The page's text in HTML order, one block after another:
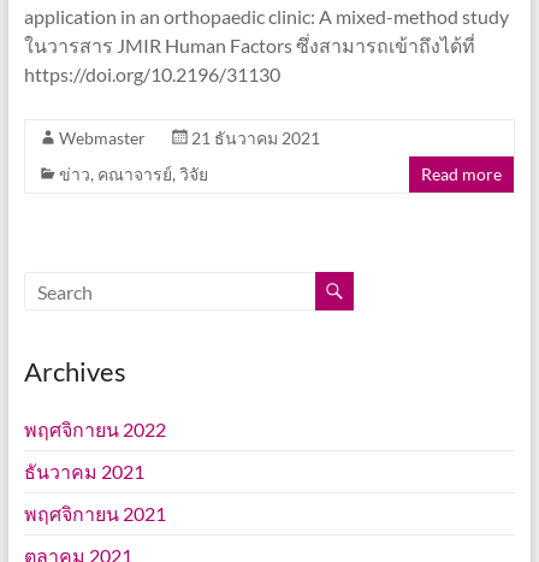
application in an orthopaedic clinic: A mixed-method study
ในวารสาร JMIR Human Factors ซึ่งสามารถเข้าถึงได้ที่
https://doi.org/10.2196/31130
Webmaster
21 ธันวาคม 2021
ข่าว, คณาจารย์, วิจัย Read more
Archives
พฤศจิกายน 2022
ธันวาคม 2021
พฤศจิกายน 2021
ตุลาคม 2021